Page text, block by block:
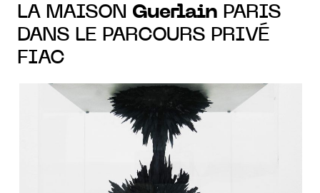
LA MAISON Guerlain PARIS
DANS LE PARCOURS PRIVÉ
FIAC